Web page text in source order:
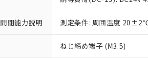
開閉能力説明 測定条件: 周囲温度
ねじ締め端子 (M3.5)
マイパーツ機能（
ている必要があり
お客様が当ウェブ
が、当社の製品・
さい。
※3 非含有証明書ダ
「ｅ」：有害物質（10
味します。
「－」：未確認です。
機器販売店
空
受注生産機種